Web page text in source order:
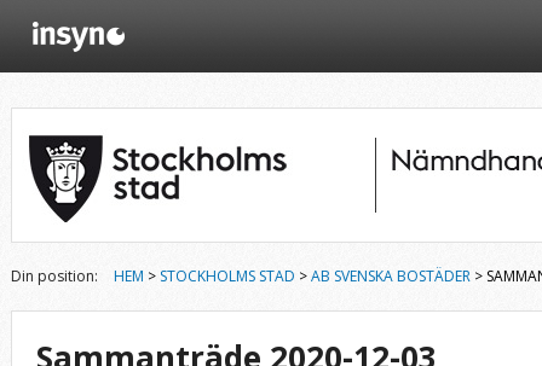
Din position: HEM > STOCKHOLMS STAD >AB SVENSKA BOSTÄDER >